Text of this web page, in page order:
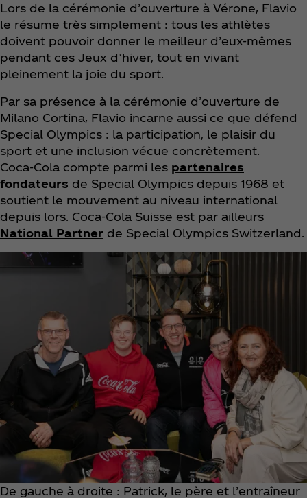
Lors de la cérémonie d’ouverture à Vérone, Flavio
le résume très simplement : tous les athlètes
doivent pouvoir donner le meilleur d’eux-mêmes
pendant ces Jeux d’hiver, tout en vivant
pleinement la joie du sport.
Par sa présence à la cérémonie d’ouverture de
Milano Cortina, Flavio incarne aussi ce que défend
Special Olympics : la participation, le plaisir du
sport et une inclusion vécue concrètement.
Coca‑Cola compte parmi les partenaires
fondateurs de Special Olympics depuis 1968 et
soutient le mouvement au niveau international
depuis lors. Coca‑Cola Suisse est par ailleurs
National Partner de Special Olympics Switzerland.
De gauche à droite : Patrick, le père et l’entraîneur